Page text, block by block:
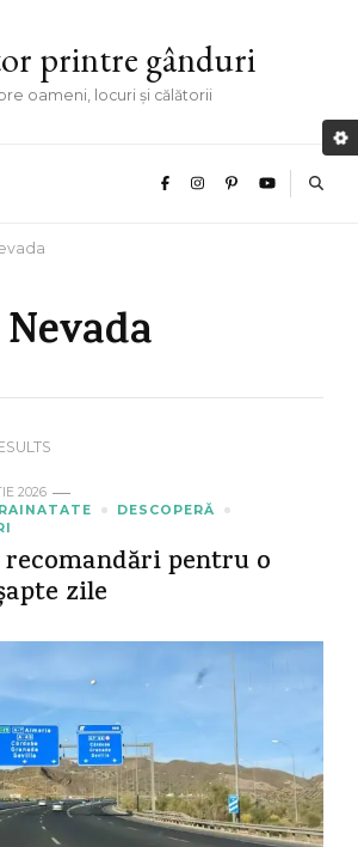
printre gânduri
oameni, locuri și călătorii
2026
DESCOPERĂ
pentru o
zile